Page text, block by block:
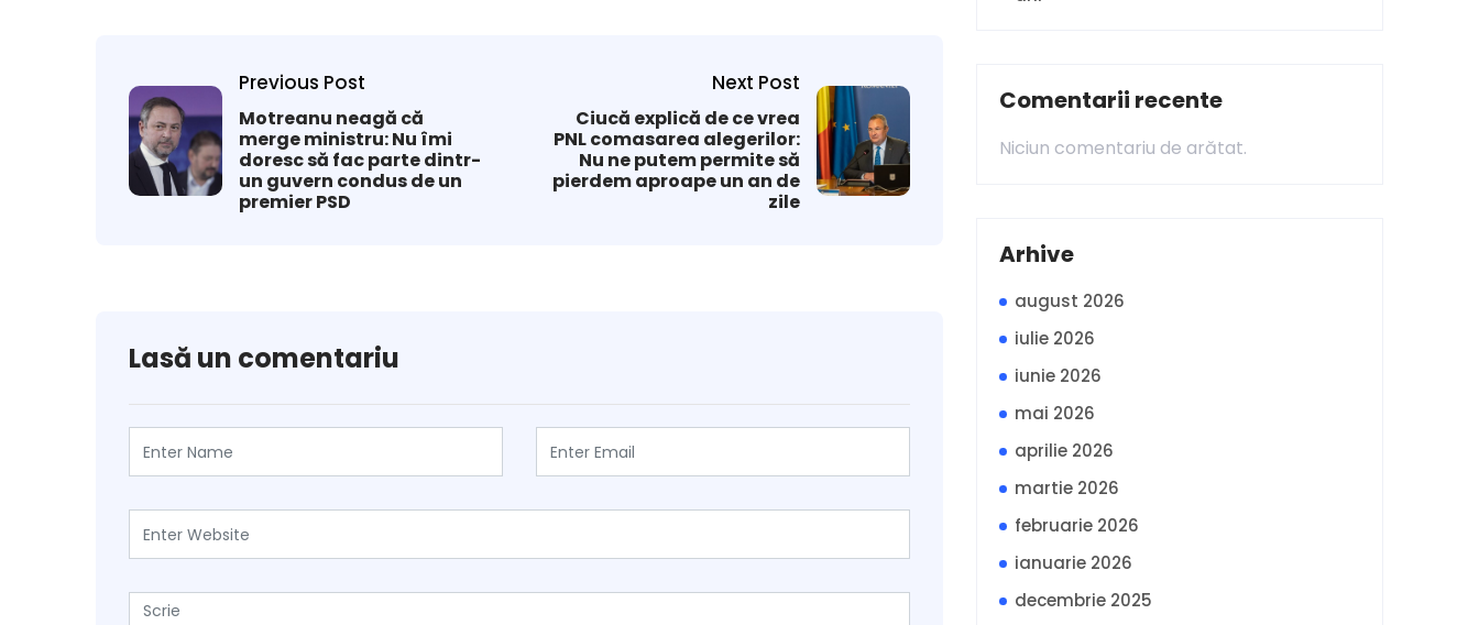
Previous Post
Motreanu neagă că
merge ministru: Nu îmi
doresc să fac parte dintr-
un guvern condus de un
premier PSD
Next Post
Ciucă explică de ce vrea
PNL comasarea alegerilor:
Nu ne putem permite să
pierdem aproape un an de
zile
Lasă un comentariu
Comentarii recente
Niciun comentariu de arătat.
Arhive
august 2026
iulie 2026
iunie 2026
mai 2026
aprilie 2026
martie 2026
februarie 2026
ianuarie 2026
decembrie 2025